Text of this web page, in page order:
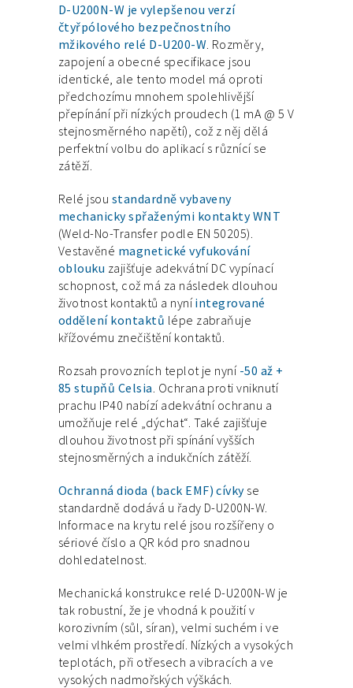
D-U200N-W je vylepšenou verzí
čtyřpólového bezpečnostního
mžikového relé D-U200-W . Rozměry,
zapojení a obecné specifikace jsou
identické, ale tento model má oproti
předchozímu mnohem spolehlivější
přepínání při nízkých proudech (1 mA @ 5 V
stejnosměrného napětí), což z něj dělá
perfektní volbu do aplikací s různící se
zátěží.
Relé jsou standardně vybaveny
mechanicky spřaženými kontakty WNT
(Weld-No-Transfer podle EN 50205).
Vestavěné magnetické vyfukování
oblouku zajišťuje adekvátní DC vypínací
schopnost, což má za následek dlouhou
životnost kontaktů a nyní integrované
oddělení kontaktů lépe zabraňuje
křížovému znečištění kontaktů.
Rozsah provozních teplot je nyní -50 až +
85 stupňů Celsia . Ochrana proti vniknutí
prachu IP40 nabízí adekvátní ochranu a
umožňuje relé „dýchat“. Také zajišťuje
dlouhou životnost při spínání vyšších
stejnosměrných a indukčních zátěží.
Ochranná dioda (back EMF) cívkyse
standardně dodává u řady D-U200N-W.
Informace na krytu relé jsou rozšířeny o
sériové číslo a QR kód pro snadnou
dohledatelnost.
Mechanická konstrukce relé D-U200N-W je
tak robustní, že je vhodná k použití v
korozivním (sůl, síran), velmi suchém i ve
velmi vlhkém prostředí. Nízkých a vysokých
teplotách, při otřesech a vibracích a ve
vysokých nadmořských výškách.